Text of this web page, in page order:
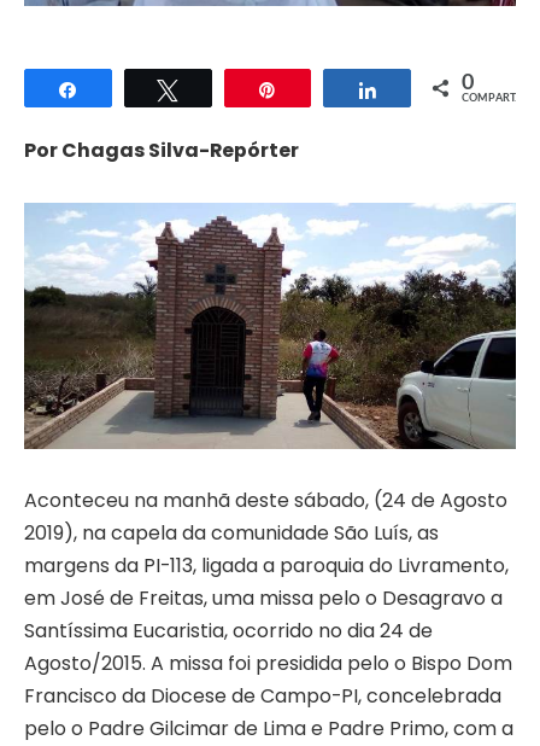
Compartilhar Compartilhar
0
COMPART.
Por Chagas Silva-Repórter
Aconteceu na manhã deste sábado, (24 de Agosto
2019), na capela da comunidade São Luís, as
margens da PI-113, ligada a paroquia do Livramento,
em José de Freitas, uma missa pelo o Desagravo a
Santíssima Eucaristia, ocorrido no dia 24 de
Agosto/2015. A missa foi presidida pelo o Bispo Dom
Francisco da Diocese de Campo-PI, concelebrada
pelo o Padre Gilcimar de Lima e Padre Primo, com a